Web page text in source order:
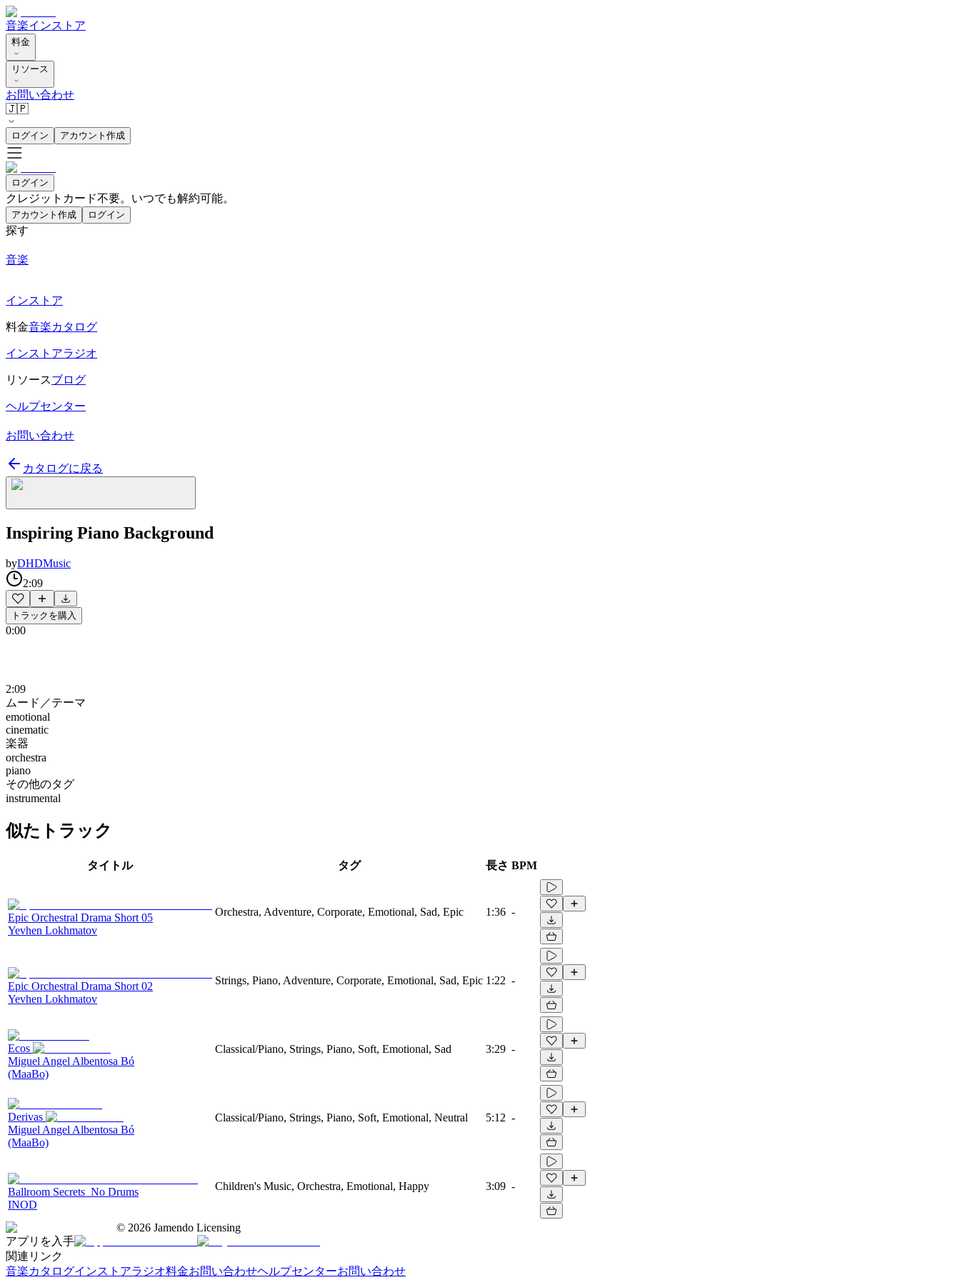
音楽インストア
料金
リソース
お問い合わせ
🇯🇵
ログイン アカウント作成
ログイン
クレジットカード不要。いつでも解約可能。
アカウント作成 ログイン
探す
音楽
インストア
料金音楽カタログ
インストアラジオ
リソースブログ
ヘルプセンター
お問い合わせ
カタログに戻る
Inspiring Piano Background
byDHDMusic
2:09
トラックを購入
0:00
2:09
ムード／テーマ
emotional
cinematic
楽器
orchestra
piano
その他のタグ
instrumental
似たトラック
タイトル タグ 長さ BPM
Epic Orchestral Drama Short 05
Yevhen Lokhmatov
Orchestra, Adventure, Corporate, Emotional, Sad, Epic 1:36 -
Epic Orchestral Drama Short 02
Yevhen Lokhmatov
Strings, Piano, Adventure, Corporate, Emotional, Sad, Epic 1:22 -
Ecos
Miguel Angel Albentosa Bó
(MaaBo)
Classical/Piano, Strings, Piano, Soft, Emotional, Sad 3:29 -
Derivas
Miguel Angel Albentosa Bó
(MaaBo)
Classical/Piano, Strings, Piano, Soft, Emotional, Neutral 5:12 -
Ballroom Secrets_No Drums
INOD
Children's Music, Orchestra, Emotional, Happy 3:09 -
© 2026 Jamendo Licensing
アプリを入手
関連リンク
音楽カタログインストアラジオ料金お問い合わせヘルプセンターお問い合わせ